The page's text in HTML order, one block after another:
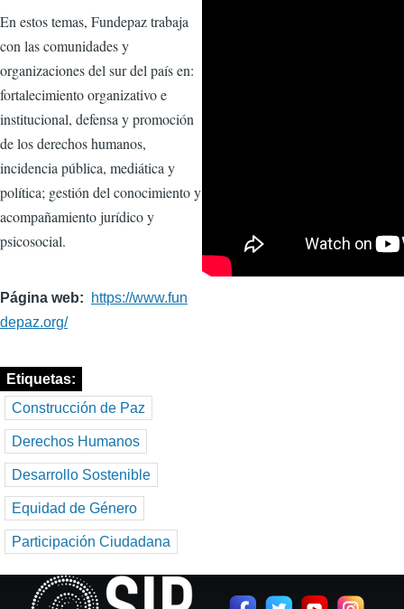
En estos temas, Fundepaz trabaja
con las comunidades y
organizaciones del sur del país en:
fortalecimiento organizativo e
institucional, defensa y promoción
de los derechos humanos,
incidencia pública, mediática y
política; gestión del conocimiento y
acompañamiento jurídico y
psicosocial.
Página web
https://www.fun
depaz.org/
Etiquetas
Construcción de Paz
Derechos Humanos
Desarrollo Sostenible
Equidad de Género
Participación Ciudadana